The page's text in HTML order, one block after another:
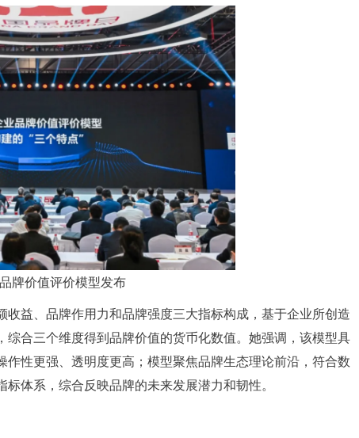
牌价值评价模型发布
益、品牌作用力和品牌强度三大指标构成，基于企业所创造
合三个维度得到品牌价值的货币化数值。她强调，该模型具
性更强、透明度更高；模型聚焦品牌生态理论前沿，符合数
体系，综合反映品牌的未来发展潜力和韧性。